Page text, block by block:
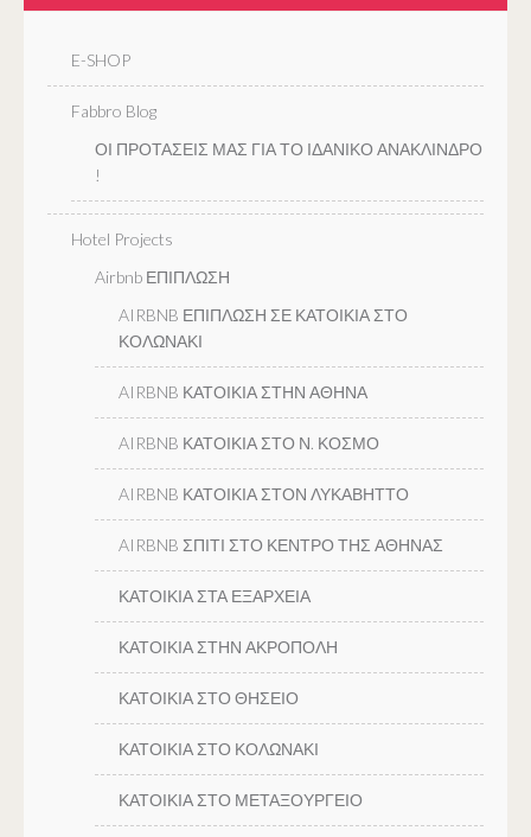
E-SHOP
Fabbro Blog
ΟΙ ΠΡΟΤΑΣΕΙΣ ΜΑΣ ΓΙΑ ΤΟ ΙΔΑΝΙΚΟ ΑΝΑΚΛΙΝΔΡΟ
!
Hotel Projects
Airbnb ΕΠΙΠΛΩΣΗ
AIRBNB ΕΠΙΠΛΩΣΗ ΣΕ ΚΑΤΟΙΚΙΑ ΣΤΟ
ΚΟΛΩΝΑΚΙ
AIRBNB ΚΑΤΟΙΚΙΑ ΣΤΗΝ ΑΘΗΝΑ
AIRBNB ΚΑΤΟΙΚΙΑ ΣΤΟ Ν. ΚΟΣΜΟ
AIRBNB ΚΑΤΟΙΚΙΑ ΣΤΟΝ ΛΥΚΑΒΗΤΤΟ
AIRBNB ΣΠΙΤΙ ΣΤΟ ΚΕΝΤΡΟ ΤΗΣ ΑΘΗΝΑΣ
ΚΑΤΟΙΚΙΑ ΣΤΑ ΕΞΑΡΧΕΙΑ
ΚΑΤΟΙΚΙΑ ΣΤΗΝ ΑΚΡΟΠΟΛΗ
ΚΑΤΟΙΚΙΑ ΣΤΟ ΘΗΣΕΙΟ
ΚΑΤΟΙΚΙΑ ΣΤΟ ΚΟΛΩΝΑΚΙ
ΚΑΤΟΙΚΙΑ ΣΤΟ ΜΕΤΑΞΟΥΡΓΕΙΟ